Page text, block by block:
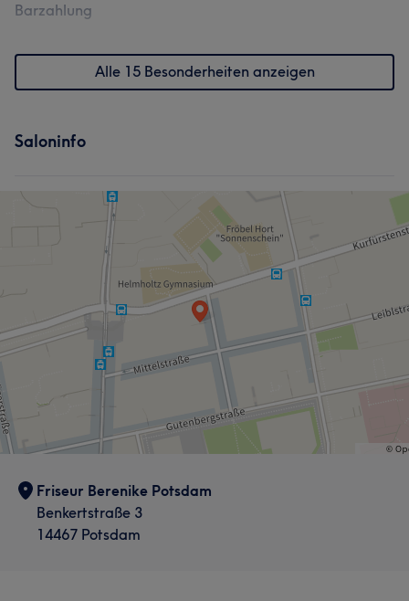
Barzahlung
Alle 15 Besonderheiten anzeigen
Saloninfo
Friseur Berenike Potsdam
Benkertstraße 3
14467 Potsdam